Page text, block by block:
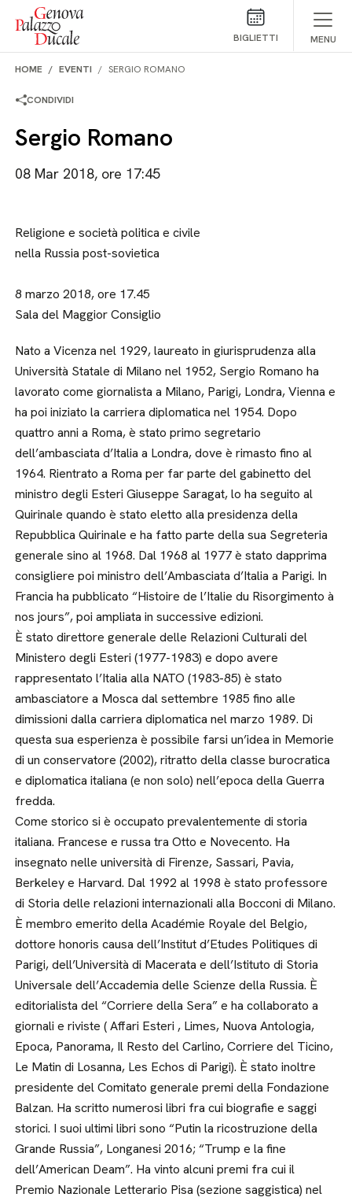
Salta al contenuto
BIGLIETTI MENU
HOME EVENTI SERGIO ROMANO
CONDIVIDI
Sergio Romano
08 Mar 2018, ore 17:45
Religione e società politica e civile
nella Russia post-sovietica
8 marzo 2018, ore 17.45
Sala del Maggior Consiglio
Nato a Vicenza nel 1929, laureato in giurisprudenza alla
Università Statale di Milano nel 1952, Sergio Romano ha
lavorato come giornalista a Milano, Parigi, Londra, Vienna e
ha poi iniziato la carriera diplomatica nel 1954. Dopo
quattro anni a Roma, è stato primo segretario
dell’ambasciata d’Italia a Londra, dove è rimasto fino al
1964. Rientrato a Roma per far parte del gabinetto del
ministro degli Esteri Giuseppe Saragat, lo ha seguito al
Quirinale quando è stato eletto alla presidenza della
Repubblica Quirinale e ha fatto parte della sua Segreteria
generale sino al 1968. Dal 1968 al 1977 è stato dapprima
consigliere poi ministro dell’Ambasciata d’Italia a Parigi. In
Francia ha pubblicato “Histoire de l’Italie du Risorgimento à
nos jours”, poi ampliata in successive edizioni.
È stato direttore generale delle Relazioni Culturali del
Ministero degli Esteri (1977-1983) e dopo avere
rappresentato l’Italia alla NATO (1983-85) è stato
ambasciatore a Mosca dal settembre 1985 fino alle
dimissioni dalla carriera diplomatica nel marzo 1989. Di
questa sua esperienza è possibile farsi un’idea in Memorie
di un conservatore (2002), ritratto della classe burocratica
e diplomatica italiana (e non solo) nell’epoca della Guerra
fredda.
Come storico si è occupato prevalentemente di storia
italiana. Francese e russa tra Otto e Novecento. Ha
insegnato nelle università di Firenze, Sassari, Pavia,
Berkeley e Harvard. Dal 1992 al 1998 è stato professore
di Storia delle relazioni internazionali alla Bocconi di Milano.
È membro emerito della Académie Royale del Belgio,
dottore honoris causa dell’Institut d’Etudes Politiques di
Parigi, dell’Università di Macerata e dell’Istituto di Storia
Universale dell’Accademia delle Scienze della Russia. È
editorialista del “Corriere della Sera” e ha collaborato a
giornali e riviste ( Affari Esteri , Limes, Nuova Antologia,
Epoca, Panorama, Il Resto del Carlino, Corriere del Ticino,
Le Matin di Losanna, Les Echos di Parigi). È stato inoltre
presidente del Comitato generale premi della Fondazione
Balzan. Ha scritto numerosi libri fra cui biografie e saggi
storici. I suoi ultimi libri sono “Putin la ricostruzione della
Grande Russia”, Longanesi 2016; “Trump e la fine
dell’American Deam”. Ha vinto alcuni premi fra cui il
Premio Nazionale Letterario Pisa (sezione saggistica) nel